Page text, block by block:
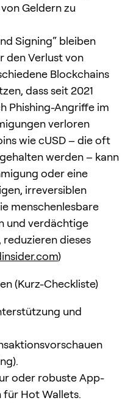
Geldern zu
Signing“ bleiben
den Verlust von
Blockchains
dass seit 2021
Phishing-Angriffe im
verloren
wie cUSD – die oft
werden – kann
oder eine
irreversiblen
menschenlesbare
und verdächtige
dieses
)
(Kurz-Checkliste)
und
oder robuste App-
für Hot Wallets.